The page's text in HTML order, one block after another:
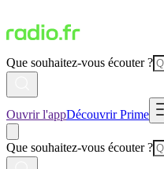
Que souhaitez-vous écouter ?
Ouvrir l'appDécouvrir Prime
Que souhaitez-vous écouter ?